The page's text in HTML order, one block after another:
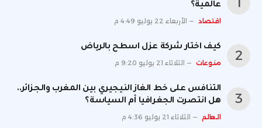
عالمية؟
اقتصاد الأربعاء 22 يوليو 4:49 م
كيف اختار شركة عزل اسطح بالرياض
منوعات الثلاثاء 21 يوليو 9:20 م
التنافس على خط الغاز النيجيري بين المغرب والجزائر..
هل انتصرت الجغرافيا أم السياسة؟
العالم الثلاثاء 21 يوليو 4:36 م